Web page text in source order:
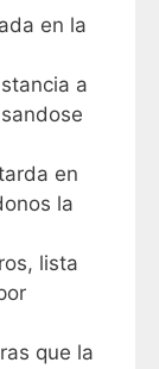
en la
a
en
la
que la